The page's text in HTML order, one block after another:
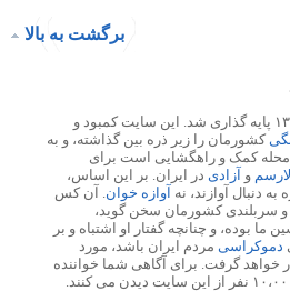
نساجی و پوشاک ، کفش سازی ،
های بسته بندی و صادرات مواد
برگشت به بالا
فضول محله در ۱۳ اسفند ۱۳۸۷ پایه گذاری شد. این سایت کمبود و
کشورمان را زیر ذره بین گذاشته، و به
کمک و راهگشایی است برای
و آزادی در ایران. بر این اساس،
دنبال آوازند، نه آوازه خوان . آن کس
و سربلندی کشورمان سخن گوید،
بوده، و چنانچه گفتار او اشتباه و بر
دموکراسی مردم ایران باشد، مورد
خواهد گرفت. برای آگاهی شما خواننده